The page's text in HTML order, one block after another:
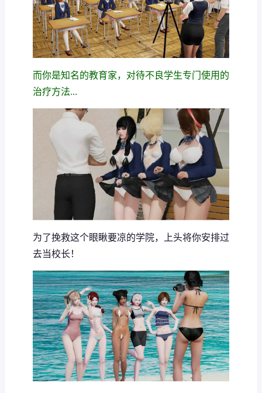
而你是知名的教育家，对待不良学生专门使用的
治疗方法...
为了挽救这个眼瞅要凉的学院，上头将你安排过
去当校长！